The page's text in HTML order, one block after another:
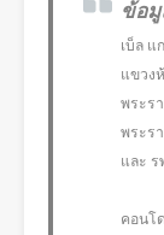
ข้อมู
เบ็ล แ
แขวง
พระร
พระร
และ ร
คอนโ